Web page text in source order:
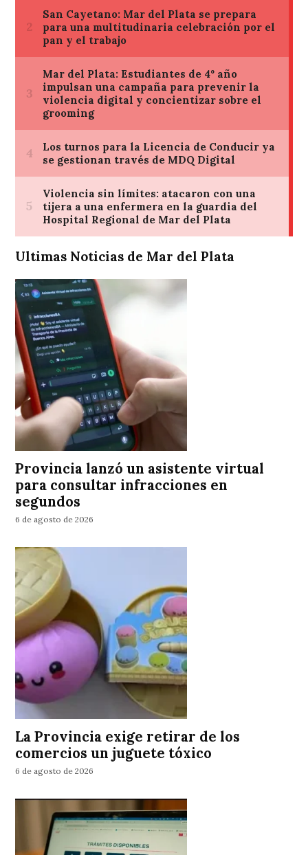
Ultimas Noticias de Mar del Plata
Provincia lanzó un asistente virtual
para consultar infracciones en
segundos
6 de agosto de 2026
La Provincia exige retirar de los
comercios un juguete tóxico
6 de agosto de 2026